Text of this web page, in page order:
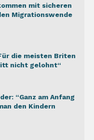
mit sicheren
Migrationswende
die meisten Briten
nicht gelohnt“
“Ganz am Anfang
den Kindern